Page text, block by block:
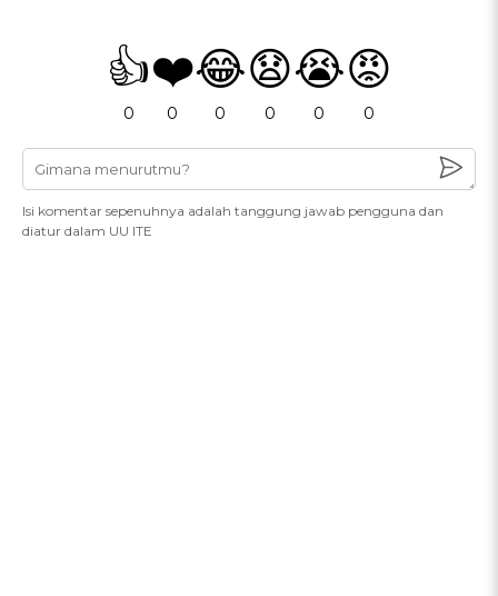
👍
0
❤️
0
😂
0
😧
0
😭
0
😡
0
Isi komentar sepenuhnya adalah tanggung jawab pengguna dan
diatur dalam UU ITE